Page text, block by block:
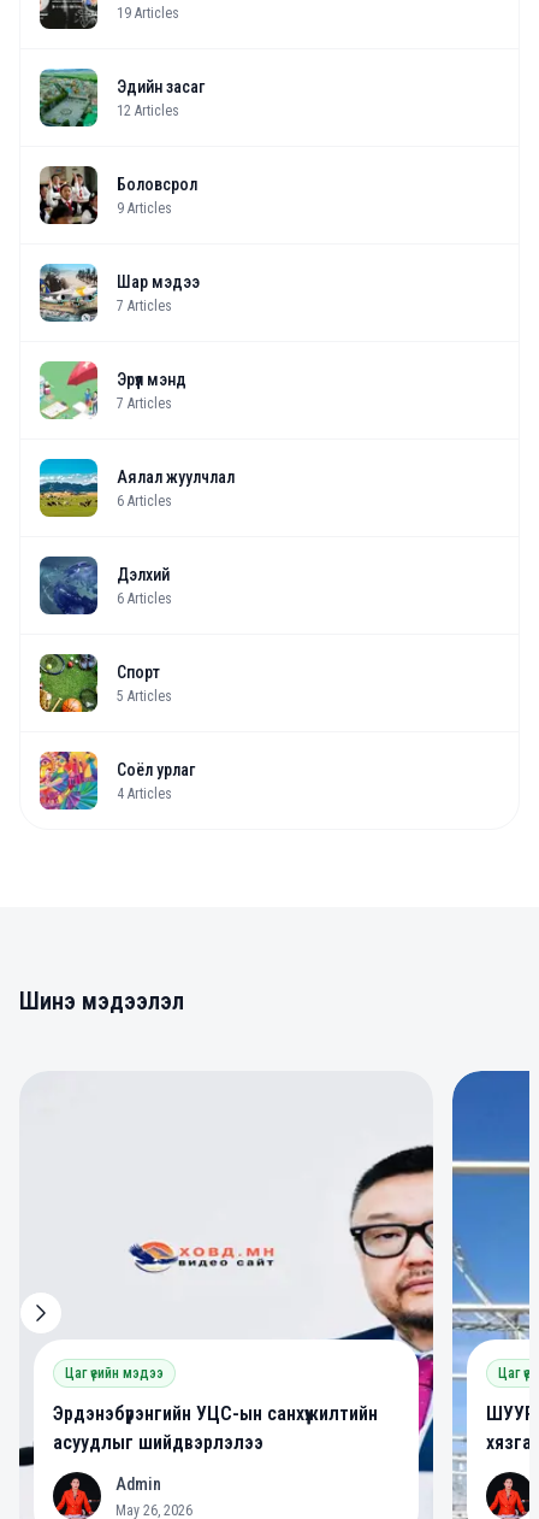
19 Articles
Эдийн засаг
12 Articles
Боловсрол
9 Articles
Шар мэдээ
7 Articles
Эрүүл мэнд
7 Articles
Аялал жуулчлал
6 Articles
Дэлхий
6 Articles
Спорт
5 Articles
Соёл урлаг
4 Articles
Шинэ мэдээлэл
Цаг үеийн мэдээ
Эрдэнэбүрэнгийн УЦС-ын санхүүжилтийн
асуудлыг шийдвэрлэлээ
A Admin
May 26, 2026
Цаг
A